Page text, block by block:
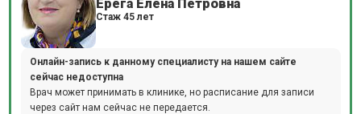
Ерега Елена Петровна
Стаж 45 лет
Онлайн-запись к данному специалисту на нашем сайте
сейчас недоступна
Врач может принимать в клинике, но расписание для записи
через сайт нам сейчас не передается.